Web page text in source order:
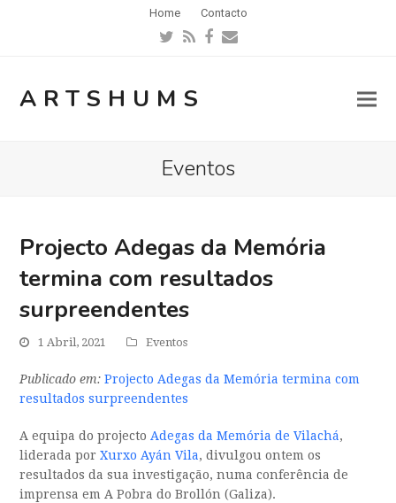
Home Contacto
Twitter
RSSFacebook
Email
ARTSHUMS
Eventos
Projecto Adegas da Memória
termina com resultados
surpreendentes
1 Abril, 2021 Eventos
Publicado em: Projecto Adegas da Memória termina com
resultados surpreendentes
A equipa do projectoAdegas da Memória de Vilachá,
liderada porXurxo Ayán Vila, divulgou ontem os
resultados da sua investigação, numa conferência de
imprensa em A Pobra do Brollón (Galiza).